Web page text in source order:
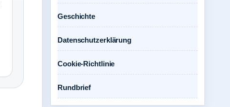
Geschichte
Datenschutzerklärung
Cookie-Richtlinie
Rundbrief